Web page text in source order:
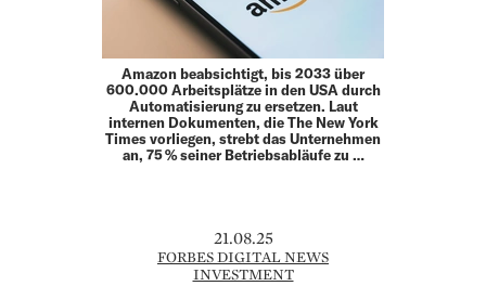
Amazon beabsichtigt, bis 2033 über
600.000 Arbeitsplätze in den USA durch
Automatisierung zu ersetzen. Laut
internen Dokumenten, die The New York
Times vorliegen, strebt das Unternehmen
an, 75 % seiner Betriebsabläufe zu …
21.08.25
FORBES DIGITAL NEWS
INVESTMENT